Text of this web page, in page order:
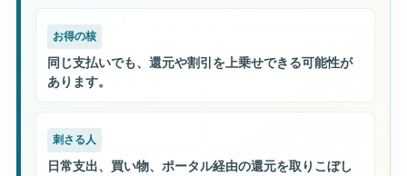
お得の核
同じ支払いでも、還元や割引を上乗せできる可能性が
あります。
刺さる人
日常支出、買い物、ポータル経由の還元を取りこぼし